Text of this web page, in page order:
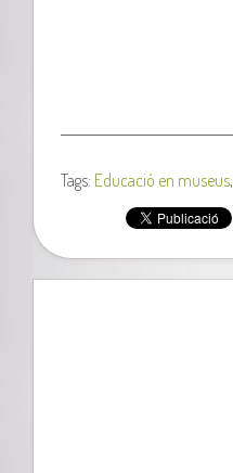
Tags: Educació en museus,